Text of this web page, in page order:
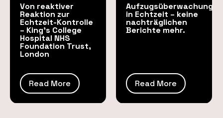
Von reaktiver
Reaktion zur
Echtzeit-Kontrolle
– King’s College
Hospital NHS
Foundation Trust,
London
Read More
Aufzugsüberwachung
in Echtzeit – keine
nachträglichen
Berichte mehr.
Read More